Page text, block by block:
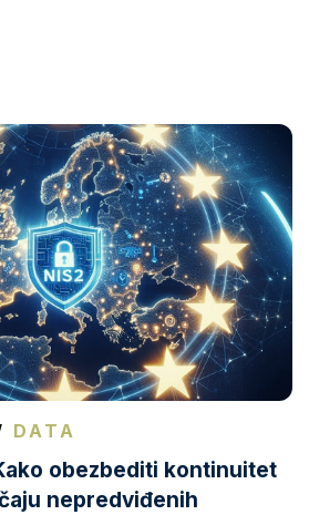
DATA
obezbediti kontinuitet
nepredviđenih